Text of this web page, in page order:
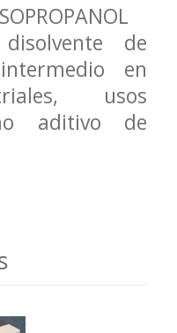
de
en
usos
aditivo de